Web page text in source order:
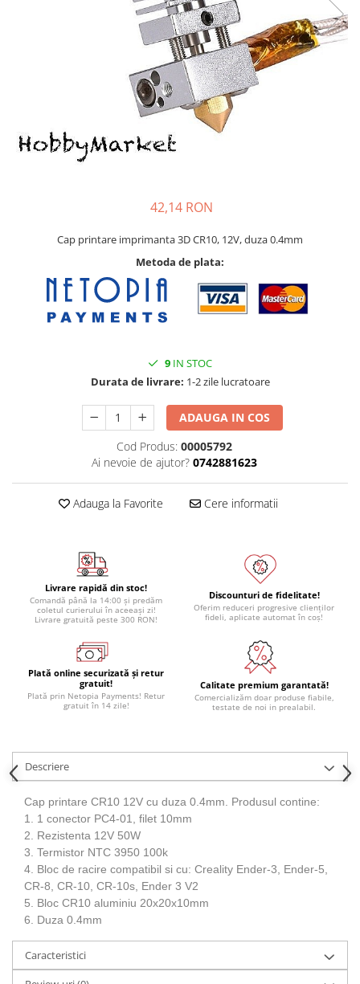
Extrudere si accesorii
Rulmenti
CNC si accesorii CNC
Incarcare, descarcare si afisare
Accesorii baterii si acumulatori
Arduino si ESP32
Module atasabile Arduino
Senzori Arduino
pentru Arduino
Motoare si variatoare
Motoare
Variatoare turatie motoare
Alimentatoare AC-DC
Convertoare DC-DC
Invertoare DC-AC
Scule si aparate de masura
Aparate de masura si testare
Scule manuale si electrice
Lipit si accesorii lipit
Cabluri, conectori si izolatie
Module Peltier, racire si
incalzire
Cabluri si conectori
Cabluri si adaptoare
42,14 RON
Cap printare imprimanta 3D CR10, 12V, duza 0.4mm
Metoda de plata:
9 IN STOC
Durata de livrare: 1-2 zile lucratoare
ADAUGA IN COS
Cod Produs: 00005792
Ai nevoie de ajutor? 0742881623
Adauga la Favorite Cere informatii
Livrare rapidă din stoc!
Comandă până la 14:00 și predăm
coletul curierului în aceeași zi!
Livrare gratuită peste 300 RON!
Discounturi de fidelitate!
Oferim reduceri progresive clienților
fideli, aplicate automat în coș!
Plată online securizată și retur
gratuit!
Plată prin Netopia Payments! Retur
gratuit în 14 zile!
Calitate premium garantată!
Comercializăm doar produse fiabile,
testate de noi in prealabil.
Descriere
Cap printare CR10 12V cu duza 0.4mm. Produsul contine:
1. 1 conector PC4-01, filet 10mm
2. Rezistenta 12V 50W
3. Termistor NTC 3950 100k
4. Bloc de racire compatibil si cu: Creality Ender-3, Ender-5,
CR-8, CR-10, CR-10s, Ender 3 V2
5. Bloc CR10 aluminiu 20x20x10mm
6. Duza 0.4mm
Caracteristici